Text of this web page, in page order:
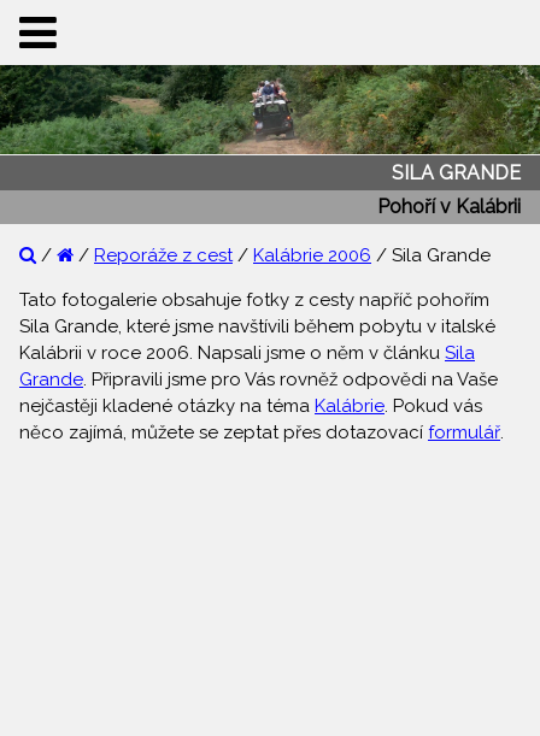
SILA GRANDE
Pohoří v Kalábrii
/ / Reporáže z cest/ Kalábrie 2006 / Sila Grande
Tato fotogalerie obsahuje fotky z cesty napříč pohořím
Sila Grande, které jsme navštívili během pobytu v italské
Kalábrii v roce 2006. Napsali jsme o něm v článku Sila
Grande. Připravili jsme pro Vás rovněž odpovědi na Vaše
nejčastěji kladené otázky na téma Kalábrie. Pokud vás
něco zajímá, můžete se zeptat přes dotazovací formulář.